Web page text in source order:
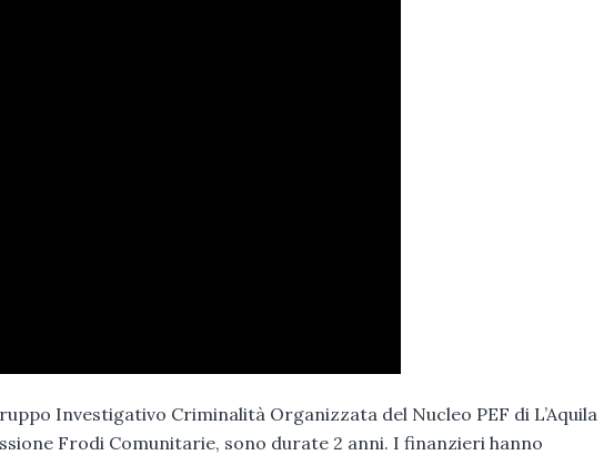
Investigativo Criminalità Organizzata del Nucleo PEF di L’Aquila
Frodi Comunitarie, sono durate 2 anni. I finanzieri hanno